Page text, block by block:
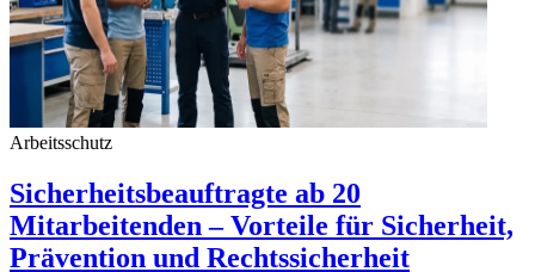
Arbeitsschutz
Sicherheitsbeauftragte ab 20
Mitarbeitenden – Vorteile für Sicherheit,
Prävention und Rechtssicherheit